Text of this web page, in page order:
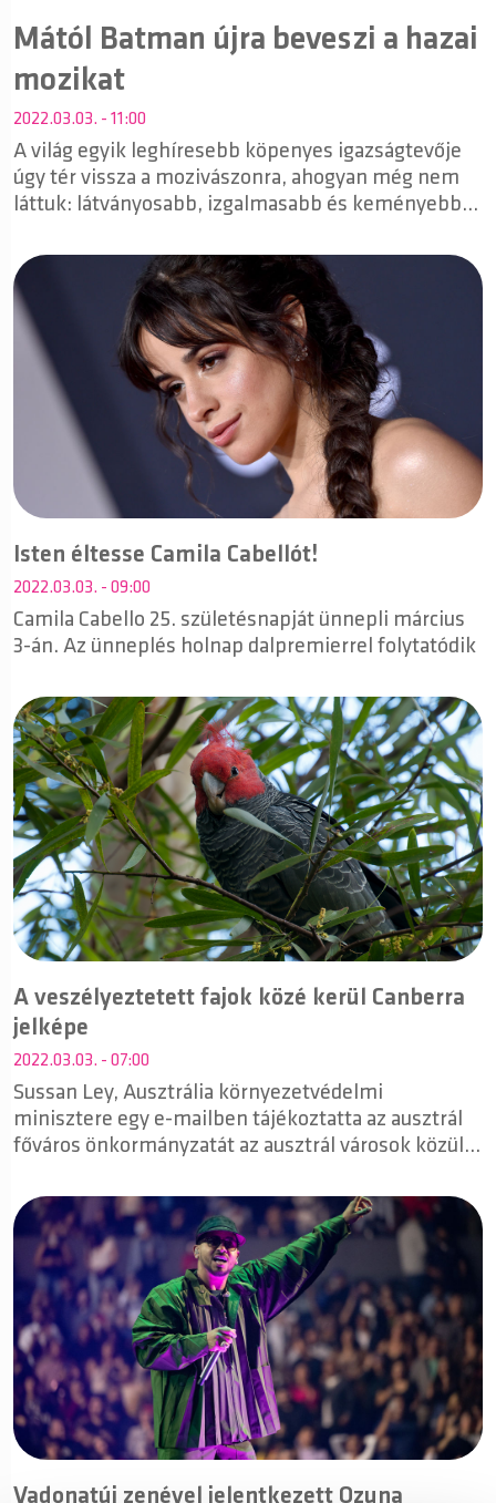
Mától Batman újra beveszi a hazai
mozikat
2022.03.03. - 11:00
A világ egyik leghíresebb köpenyes igazságtevője
úgy tér vissza a mozivászonra, ahogyan még nem
láttuk: látványosabb, izgalmasabb és keményebb,
Isten éltesse Camila Cabellót!
2022.03.03. - 09:00
Camila Cabello 2​5​. születésnapját ​ünnepli március
3-án​.​ Az ünneplés holnap dalpremierrel folytatódik
A veszélyeztetett fajok közé kerül Canberra
jelképe
2022.03.03. - 07:00
Sussan Ley, Ausztrália környezetvédelmi
minisztere egy e-mailben tájékoztatta az ausztrál
főváros önkormányzatát az ausztrál városok közül
kakadufaj, a a sisakos kakadu veszélyeztetett
státuszának visszaállításáról - számolt be róla az
ausztrál ABC News.
Vadonatúj zenével jelentkezett Ozuna